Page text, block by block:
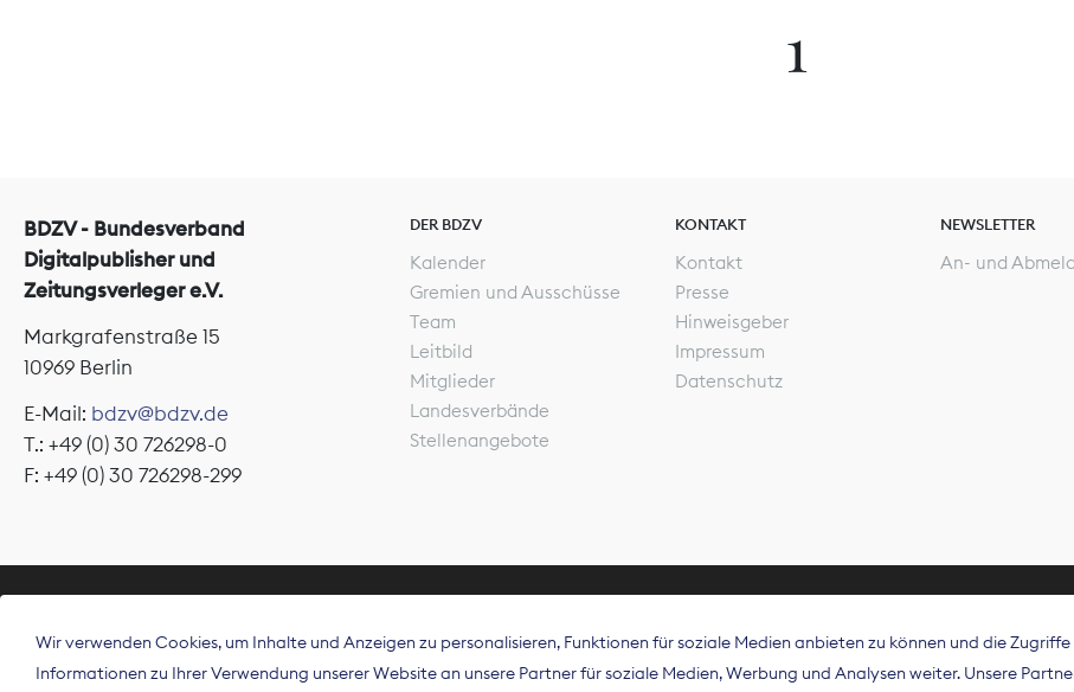
1
BDZV - Bundesverband
Digitalpublisher und
Zeitungsverleger e.V.
Markgrafenstraße 15
10969 Berlin
E-Mail: bdzv@bdzv.de
T.: +49 (0) 30 726298-0
F: +49 (0) 30 726298-299
DER BDZV
Kalender
Gremien und Ausschüsse
Team
Leitbild
Mitglieder
Landesverbände
Stellenangebote
KONTAKT
Kontakt
Presse
Hinweisgeber
Impressum
Datenschutz
NEWSLETTER
An- und
Der Bundesverband Digitalpublisher und Zeitungsverleger (BDZV)
Spitzenorganisation die Interessen der Zeitungsverlage und digitalen
Wir verwenden Cookies, um Inhalte und Anzeigen zu personalisieren, Funktionen für soziale Medien anbieten zu können und die
Informationen zu Ihrer Verwendung unserer Website an unsere Partner für soziale Medien, Werbung und Analysen weiter. Unsere